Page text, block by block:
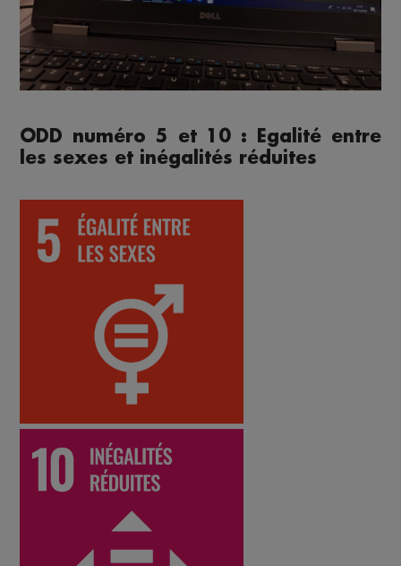
ODD numéro 5 et 10 : Egalité entre
les sexes et inégalités réduites